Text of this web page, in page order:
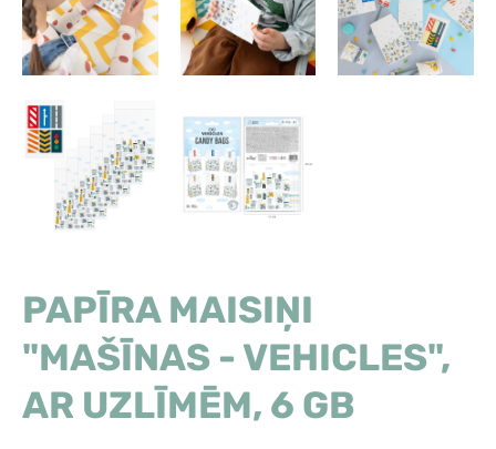
PAPĪRA MAISIŅI
"MAŠĪNAS - VEHICLES",
AR UZLĪMĒM, 6 GB